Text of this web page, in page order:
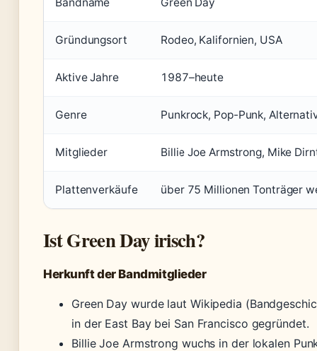
Gründungsort Rodeo, Kalifornien, USA
Aktive Jahre 1987–heute
Genre Punkrock, Pop-Punk,
Mitglieder Billie Joe Armstrong, Mike
Plattenverkäufe über 75 Millionen Tonträger
Ist Green Day irisch?
Herkunft der Bandmitglieder
Green Day wurde laut Wikipedia
in der East Bay bei San Francisco gegründet.
Billie Joe Armstrong wuchs in der lokalen